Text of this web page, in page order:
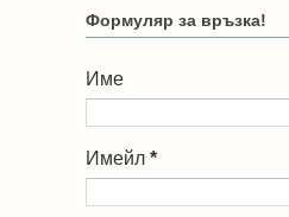
Формуляр за връзка!
Име
Имейл *